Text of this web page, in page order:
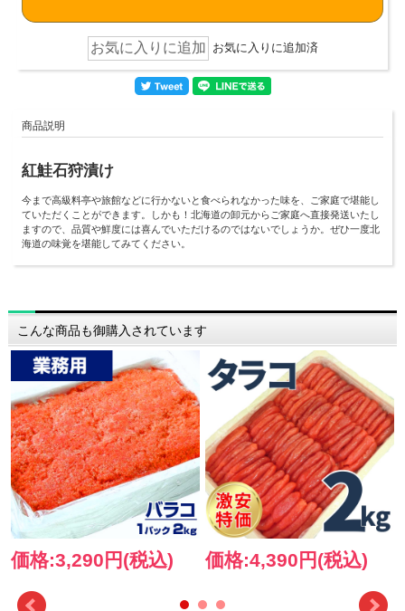
お気に入りに追加済
商品説明
紅鮭石狩漬け
今まで高級料亭や旅館などに行かないと食べられなかった味を、ご家庭で堪能し
ていただくことができます。しかも！北海道の卸元からご家庭へ直接発送いたし
ますので、品質や鮮度には喜んでいただけるのではないでしょうか。ぜひ一度北
海道の味覚を堪能してみてください。
こんな商品も御購入されています
価格:3,290円(税込) 価格:4,390円(税込)